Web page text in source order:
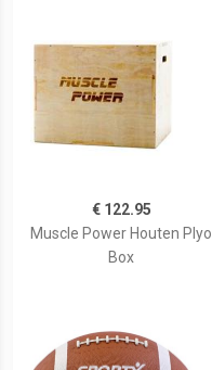
€ 122.95
Muscle Power Houten Plyo
Box